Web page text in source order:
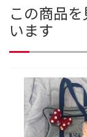
この商品
います